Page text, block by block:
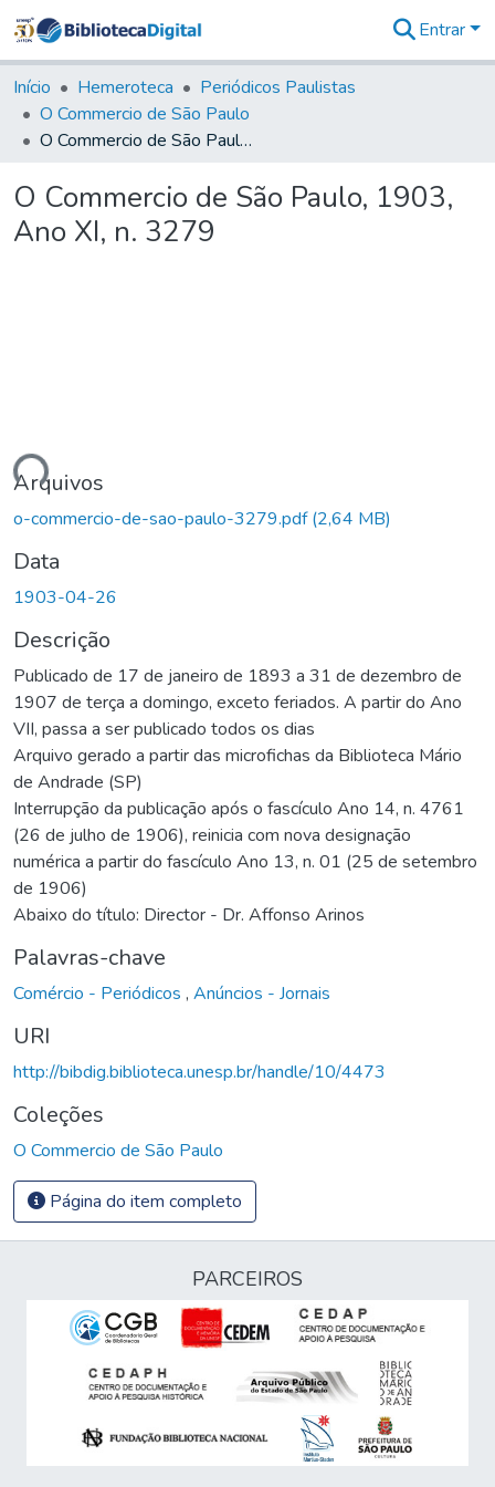
&
Coleções
Tudo na
Biblioteca
Estatísticas
Entrar
Início Hemeroteca
Periódicos Paulistas
O Commercio de São Paulo
O Commercio de São Paulo, 1903, Ano XI, n. 3279
O Commercio de São Paulo, 1903,
Ano XI, n. 3279
Arquivos
o-commercio-de-sao-paulo-3279.pdf(2,64 MB)
Data
1903-04-26
Descrição
Publicado de 17 de janeiro de 1893 a 31 de dezembro de
1907 de terça a domingo, exceto feriados. A partir do Ano
VII, passa a ser publicado todos os dias
Arquivo gerado a partir das microfichas da Biblioteca Mário
de Andrade (SP)
Interrupção da publicação após o fascículo Ano 14, n. 4761
(26 de julho de 1906), reinicia com nova designação
numérica a partir do fascículo Ano 13, n. 01 (25 de setembro
de 1906)
Abaixo do título: Director - Dr. Affonso Arinos
Palavras-chave
Comércio - Periódicos , Anúncios - Jornais
URI
http://bibdig.biblioteca.unesp.br/handle/10/4473
Coleções
O Commercio de São Paulo
Página do item completo
PARCEIROS